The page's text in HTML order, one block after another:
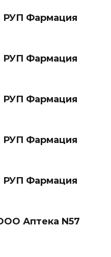
РУП Фармация
РУП Фармация
РУП Фармация
РУП Фармация
РУП Фармация
Аптека N57